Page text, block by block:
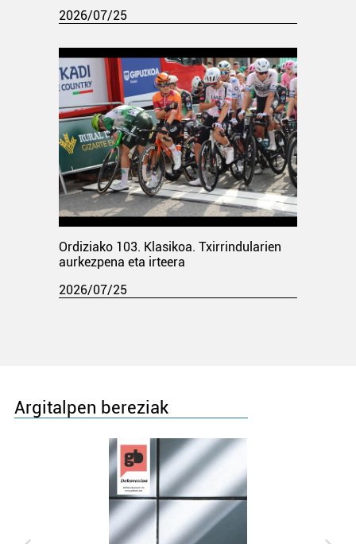
2026/07/25
Ordiziako 103. Klasikoa. Txirrindularien
aurkezpena eta irteera
2026/07/25
Argitalpen bereziak